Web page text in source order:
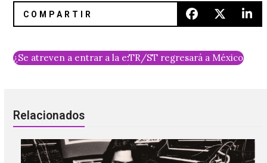
¿Se atreven a entrar a la extraña secta de Everything
TR/ST regresará a México
Relacionados